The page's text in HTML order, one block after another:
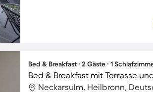
Bed & Breakfast ∙ 2 Gäste ∙ 1
Bed & Breakfast mit Terrasse
Neckarsulm, Heilbronn,